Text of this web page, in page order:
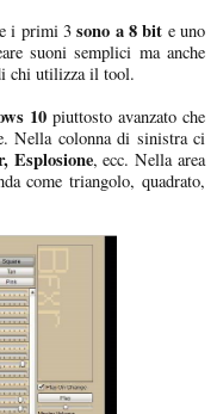
i primi 3 sono a 8 bit e uno
suoni semplici ma anche
chi utilizza il tool.
10piuttosto avanzato che
Nella colonna di sinistra ci
Esplosione, ecc. Nella area
come triangolo, quadrato,